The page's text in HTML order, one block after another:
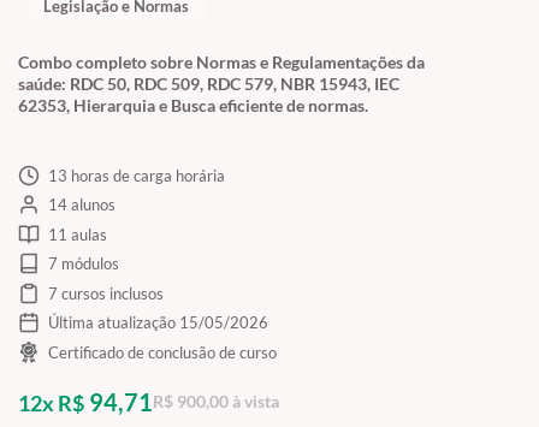
Combo completo sobre Normas e Regulamentações da
saúde: RDC 50, RDC 509, RDC 579, NBR 15943, IEC
62353, Hierarquia e Busca eficiente de normas.
Legislação e Normas
13 horas de carga horária
14 alunos
11 aulas
7 módulos
7 cursos inclusos
Última atualização 15/05/2026
Certificado de conclusão de curso
12x R$ 94,71 R$ 900,00 à vista